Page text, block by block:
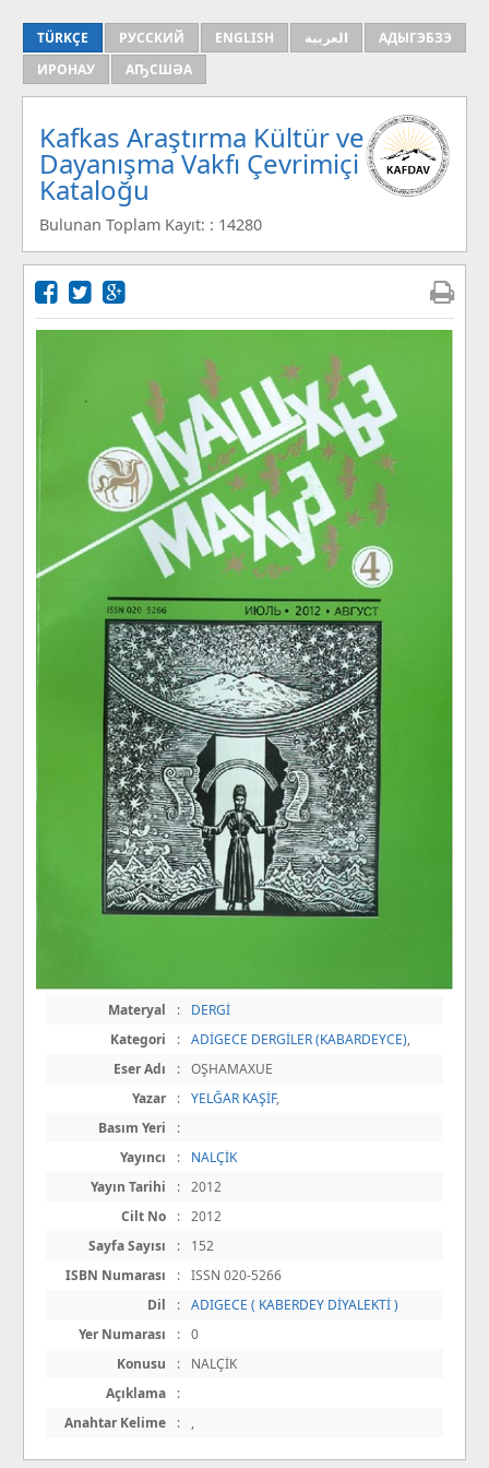
TÜRKÇE РУССКИЙ ENGLISH العربية
АДЫГЭБЗЭ
ИРОНАУ
АҦСШӘА
Kafkas Araştırma Kültür ve
Dayanışma Vakfı Çevrimiçi
Kataloğu
Bulunan Toplam Kayıt: : 14280
Materyal :
DERGİ
Kategori
: ADİGECE DERGİLER (KABARDEYCE),
Eser Adı
: OŞHAMAXUE
Yazar
: YELĞAR KAŞİF,
Basım Yeri
:
Yayıncı
:
NALÇİK
Yayın Tarihi
: 2012
Cilt No
: 2012
Sayfa Sayısı
:
152
ISBN Numarası
: ISSN 020-5266
Dil
: ADIGECE ( KABERDEY DİYALEKTİ )
Yer Numarası
: 0
Konusu
:
NALÇİK
Açıklama
:
Anahtar Kelime
: ,